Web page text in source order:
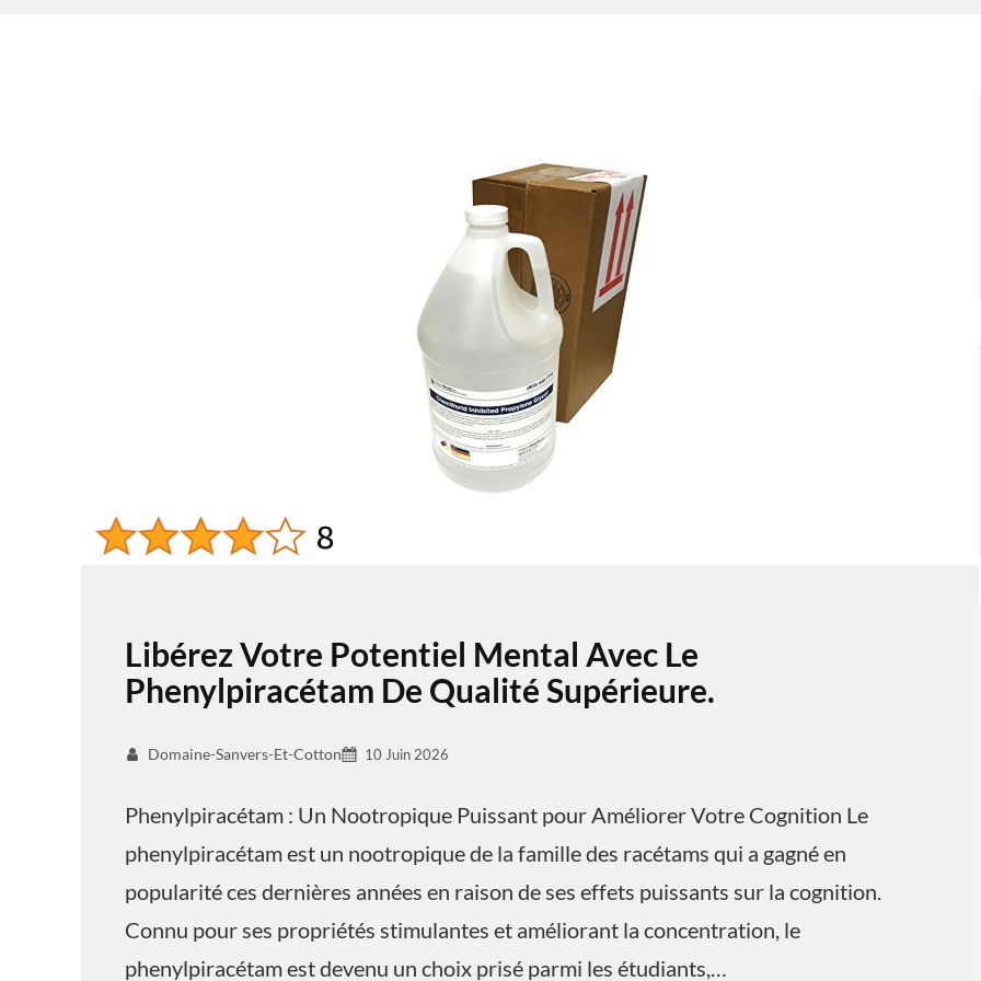
Libérez Votre Potentiel Mental Avec Le
Phenylpiracétam De Qualité Supérieure.
Domaine-Sanvers-Et-Cotton 10 Juin 2026
Phenylpiracétam : Un Nootropique Puissant pour Améliorer Votre Cognition Le
phenylpiracétam est un nootropique de la famille des racétams qui a gagné en
popularité ces dernières années en raison de ses effets puissants sur la cognition.
Connu pour ses propriétés stimulantes et améliorant la concentration, le
phenylpiracétam est devenu un choix prisé parmi les étudiants,…